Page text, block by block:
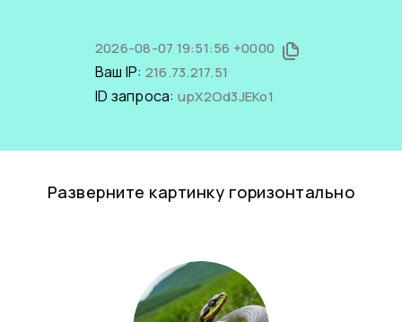
2026-08-07 19:51:56 +0000
Ваш IP: 216.73.217.51
ID запроса: upX2Od3JEKo1
Разверните картинку горизонтально